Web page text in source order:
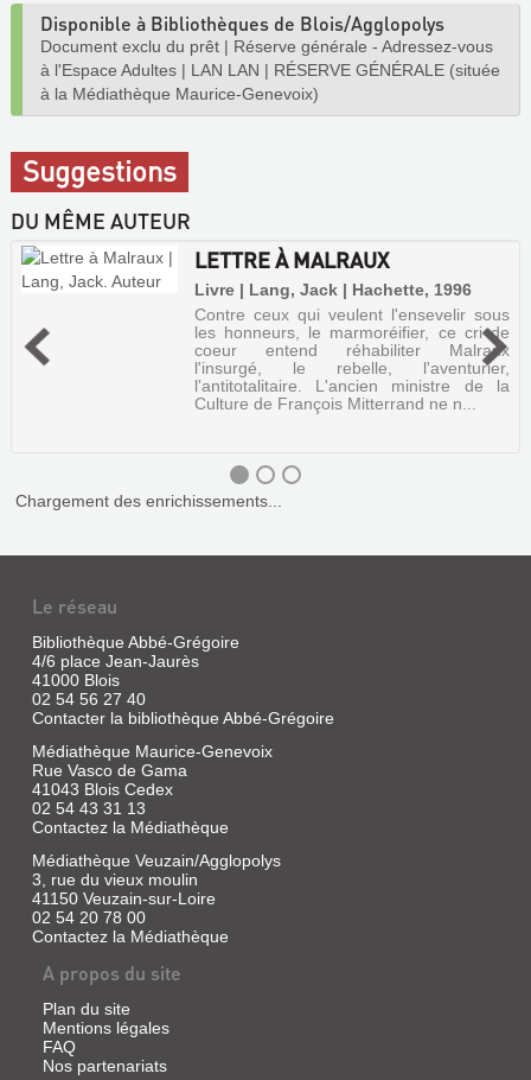
Disponible à Bibliothèques de Blois/Agglopolys
Document exclu du prêt | Réserve générale - Adressez-vous
à l'Espace Adultes | LAN LAN | RÉSERVE GÉNÉRALE (située
à la Médiathèque Maurice-Genevoix)
Suggestions
DU MÊME AUTEUR
LETTRE À MALRAUX
Livre | Lang, Jack | Hachette, 1996
Contre ceux qui veulent l'ensevelir sous
les honneurs, le marmoréifier, ce cri de
coeur entend réhabiliter Malraux
l'insurgé, le rebelle, l'aventurier,
l'antitotalitaire. L'ancien ministre de la
Culture de François Mitterrand ne n...
LETTRE
À
MALRAUX
Livre
Lang,
Jack
Hachette,
1996
Contre
ceux
qui
veulent
l'ensevelir
sous
les
honneurs,
marmoréifier,
Chargement des enrichissements...
Le réseau
Bibliothèque Abbé-Grégoire
4/6 place Jean-Jaurès
41000 Blois
02 54 56 27 40
Contacter la bibliothèque Abbé-Grégoire
Médiathèque Maurice-Genevoix
Rue Vasco de Gama
41043 Blois Cedex
02 54 43 31 13
Contactez la Médiathèque
Médiathèque Veuzain/Agglopolys
3, rue du vieux moulin
41150 Veuzain-sur-Loire
02 54 20 78 00
Contactez la Médiathèque
A propos du site
Plan du site
Mentions légales
FAQ
Nos partenariats